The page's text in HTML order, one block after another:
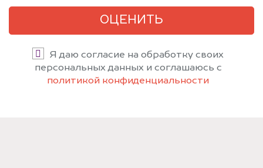
ОЦЕНИТЬ
Я даю согласие на обработку своих
персональных данных и соглашаюсь с
политикой конфиденциальности